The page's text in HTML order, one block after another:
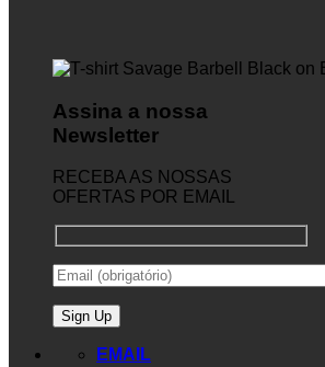
Assina a nossa
Newsletter
RECEBA AS NOSSAS
OFERTAS POR EMAIL
EMAIL